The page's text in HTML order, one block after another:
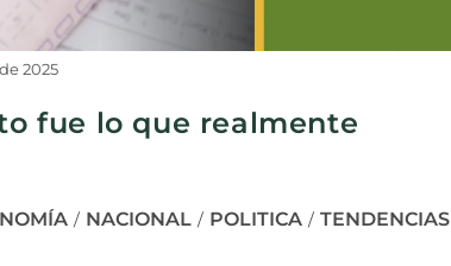
2025
fue lo que realmente
/ NACIONAL / POLITICA / TENDENCIAS